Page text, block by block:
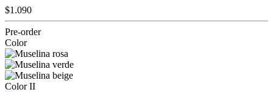
$1.090
Pre-order
Color
Color II